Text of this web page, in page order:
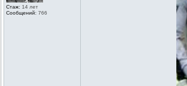
Стаж: 14 лет
Сообщений: 766